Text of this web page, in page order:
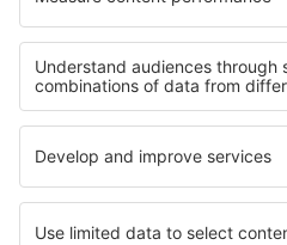
Beste hotels - regio's
Hotels in Nationaal park Jasper
Hotels in Banff National Park
Hotels in Uruguay Hotels in
Hotels in Grand Teton National Park